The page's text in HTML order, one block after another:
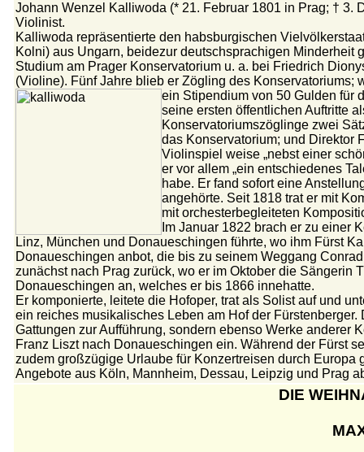
Johann Wenzel Kalliwoda (* 21. Februar 1801 in Prag; †
Violinist.
Kalliwoda repräsentierte den habsburgischen
Kolni) aus Ungarn, beidezur deutschsprachigen Minderheit
Studium am Prager Konservatorium u. a. bei Friedrich
(Violine). Fünf Jahre blieb er Zögling des
ein Stipendium von 50 Gulden für
seine ersten öffentlichen Auftritte
Konservatoriumszöglinge zwei
das Konservatorium; und Direktor
Violinspiel weise „nebst einer
er vor allem „ein entschiedenes
habe. Er fand sofort eine
angehörte. Seit 1818 trat er mit
mit orchesterbegleiteten
Im Januar 1822 brach er zu einer
Linz, München und Donaueschingen führte, wo ihm Fürst
Donaueschingen anbot, die bis zu seinem Weggang
zunächst nach Prag zurück, wo er im Oktober die Sängerin
Donaueschingen an, welches er bis 1866 innehatte.
Er komponierte, leitete die Hofoper, trat als Solist auf und
ein reiches musikalisches Leben am Hof der
Gattungen zur Aufführung, sondern ebenso Werke anderer
Franz Liszt nach Donaueschingen ein. Während der Fürst
zudem großzügige Urlaube für Konzertreisen durch
Angebote aus Köln, Mannheim, Dessau, Leipzig und Prag
DIE